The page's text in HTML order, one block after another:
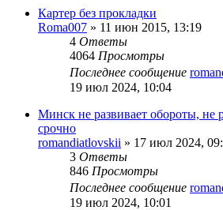
Картер без прокладки
Roma007 » 11 июн 2015, 13:19
4 Ответы
4064 Просмотры
Последнее сообщение
19 июл 2024, 10:04
Минск не развивает обороты, не
срочно
romandiatlovskii » 17 июл 2024,
3 Ответы
846 Просмотры
Последнее сообщение
19 июл 2024, 10:01